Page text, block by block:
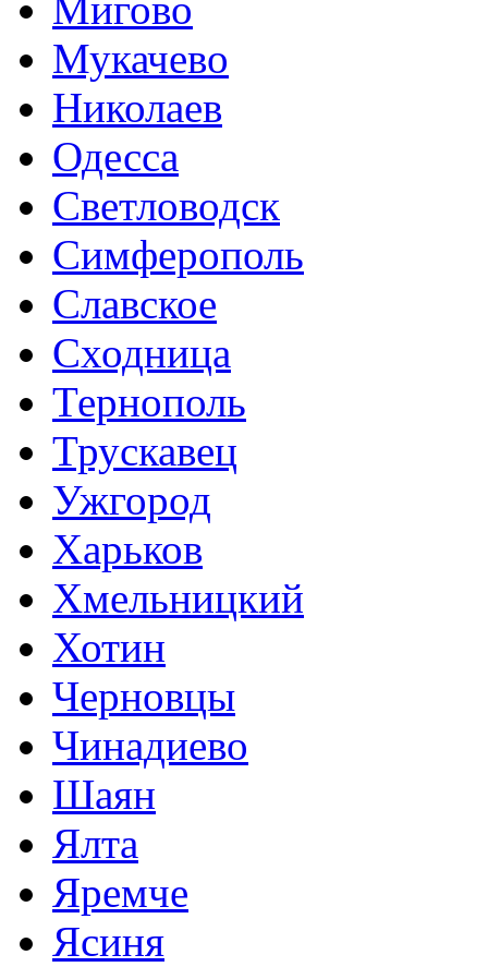
Мигово
Мукачево
Николаев
Одесса
Светловодск
Симферополь
Славское
Сходница
Тернополь
Трускавец
Ужгород
Харьков
Хмельницкий
Хотин
Черновцы
Чинадиево
Шаян
Ялта
Яремче
Ясиня